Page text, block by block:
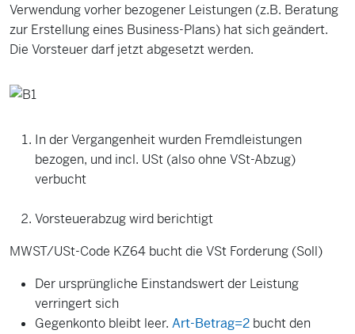
Verwendung vorher bezogener Leistungen (z.B. Beratung
zur Erstellung eines Business-Plans) hat sich geändert.
Die Vorsteuer darf jetzt abgesetzt werden.
In der Vergangenheit wurden Fremdleistungen
bezogen, und incl. USt (also ohne VSt-Abzug)
verbucht
Vorsteuerabzug wird berichtigt
MWST/USt-Code KZ64 bucht die VSt Forderung (Soll)
Der ursprüngliche Einstandswert der Leistung
verringert sich
Gegenkonto bleibt leer. Art-Betrag=2 bucht den